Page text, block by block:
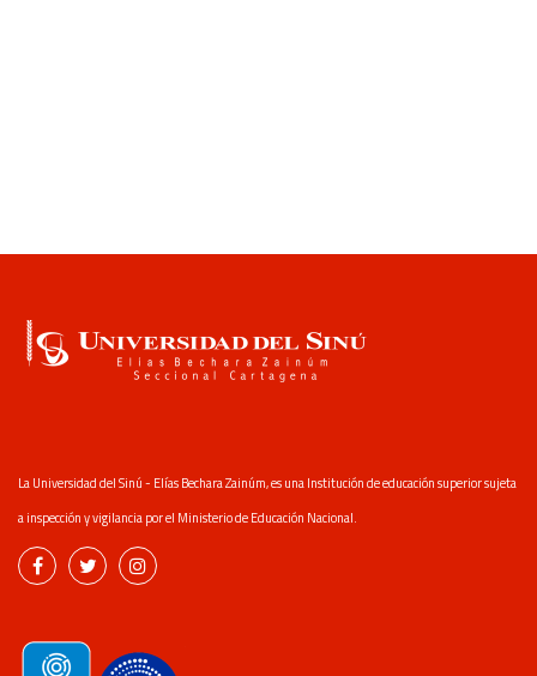
La Universidad del Sinú - Elías Bechara Zainúm, es una Institución de educación superior sujeta
a inspección y vigilancia por el Ministerio de Educación Nacional.